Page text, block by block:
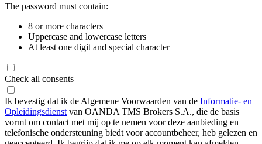
The password must contain:
8 or more characters
Uppercase and lowercase letters
At least one digit and special character
Check all consents
Ik bevestig dat ik de Algemene Voorwaarden van de Informatie- en
Opleidingsdienst van OANDA TMS Brokers S.A., die de basis
vormt om contact met mij op te nemen voor deze aanbieding en
telefonische ondersteuning biedt voor accountbeheer, heb gelezen en